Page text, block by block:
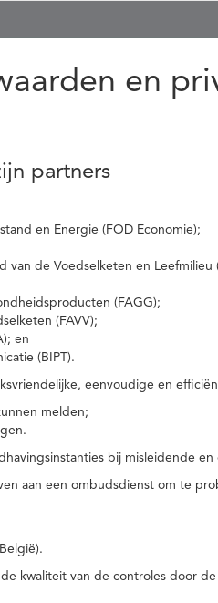
en
partners
en Energie (FOD Economie);
de Voedselketen en Leefmilieu
(FAGG);
(FAVV);
en
(BIPT).
eenvoudige en
melden;
bij misleidende en
aan een ombudsdienst om te
kwaliteit van de controles door